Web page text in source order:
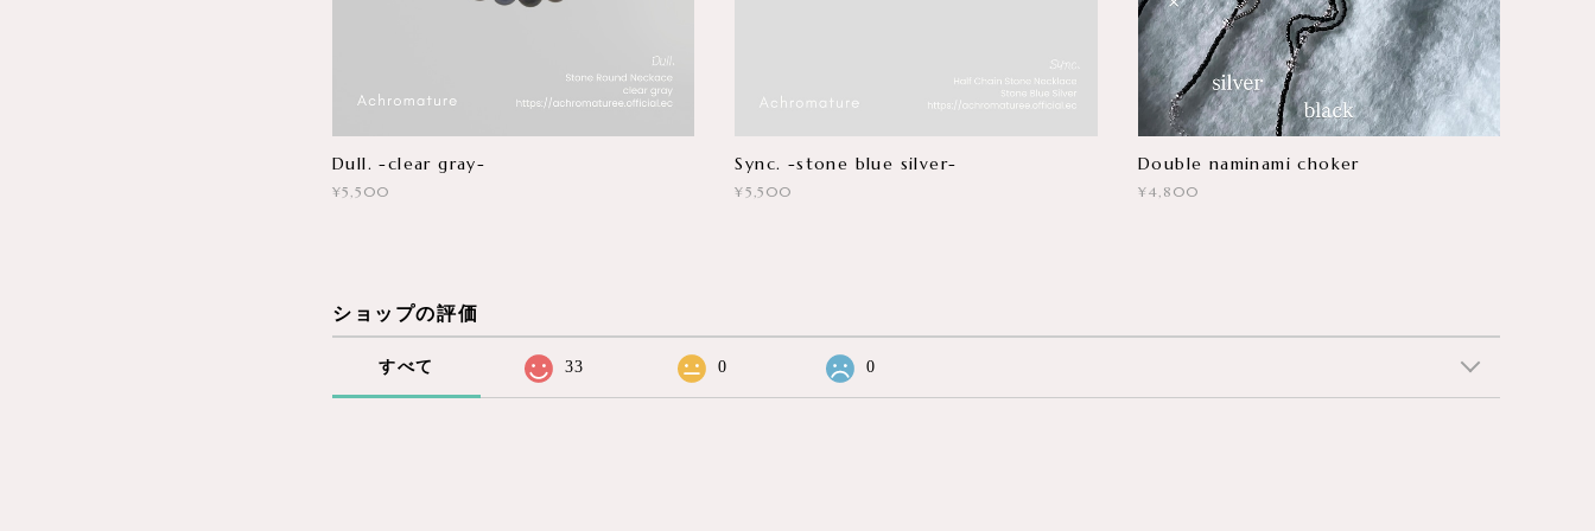
Dull. -clear gray-
¥5,500
Sync. -stone blue silver-
¥5,500
Double naminami choker
¥4,800
ショップの評価
すべて 33 0 0